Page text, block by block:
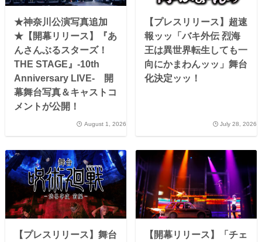
★神奈川公演写真追加
★【開幕リリース】『あ
んさんぶるスターズ！
THE STAGE』-10th
Anniversary LIVE- 開
幕舞台写真＆キャストコ
メントが公開！
August 1, 2026
【プレスリリース】超速
報ッッ「バキ外伝 烈海
王は異世界転生しても一
向にかまわんッッ」舞台
化決定ッッ！
July 28, 2026
【プレスリリース】舞台
【開幕リリース】「チェ